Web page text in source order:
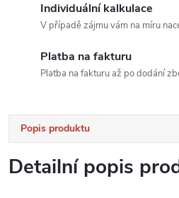
Individuální kalkulace
V případě zájmu vám na míru
Platba na fakturu
Platba na fakturu až po dodání
Popis produktu
Detailní popis